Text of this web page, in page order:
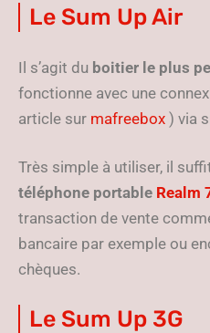
Le Sum Up Air
Il s’agit du boitier le plus
fonctionne avec une
article sur mafreebox ) via
Très simple à utiliser, il
téléphone portable Realm
transaction de vente
bancaire par exemple ou
chèques.
Le Sum Up 3G